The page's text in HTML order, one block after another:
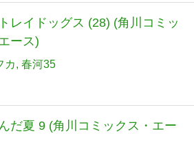
レイドッグス (28) (角川コミッ
ース)
カ 春河35
だ夏 9 (角川コミックス・エー